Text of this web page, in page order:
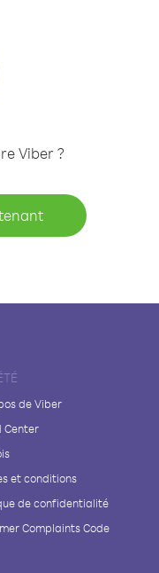
Viber ?
de Viber
Center
et conditions
de confidentialité
Complaints Code